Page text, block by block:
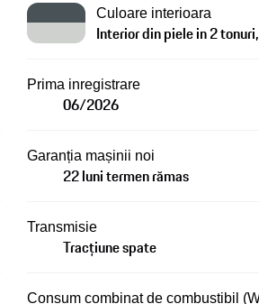
Culoare interioara
Interior din piele in 2
Prima inregistrare
06/2026
Garanția mașinii noi
22 luni termen rămas
Transmisie
Tracțiune spate
Consum combinat de combustibil